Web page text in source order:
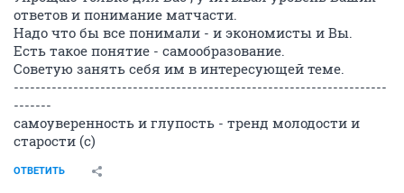
ответов и понимание матчасти.
Надо что бы все понимали - и экономисты и Вы.
Есть такое понятие - самообразование.
Советую занять себя им в интересующей теме.
---------------------------------------------------------------------
-------
самоуверенность и глупость - тренд молодости и
старости (с)
ОТВЕТИТЬ